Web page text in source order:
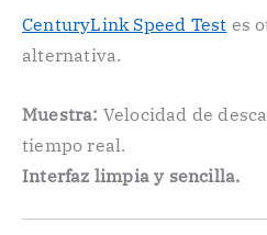
CenturyLink Speed Test es
alternativa.
Muestra: Velocidad de
tiempo real.
Interfaz limpia y sencilla.